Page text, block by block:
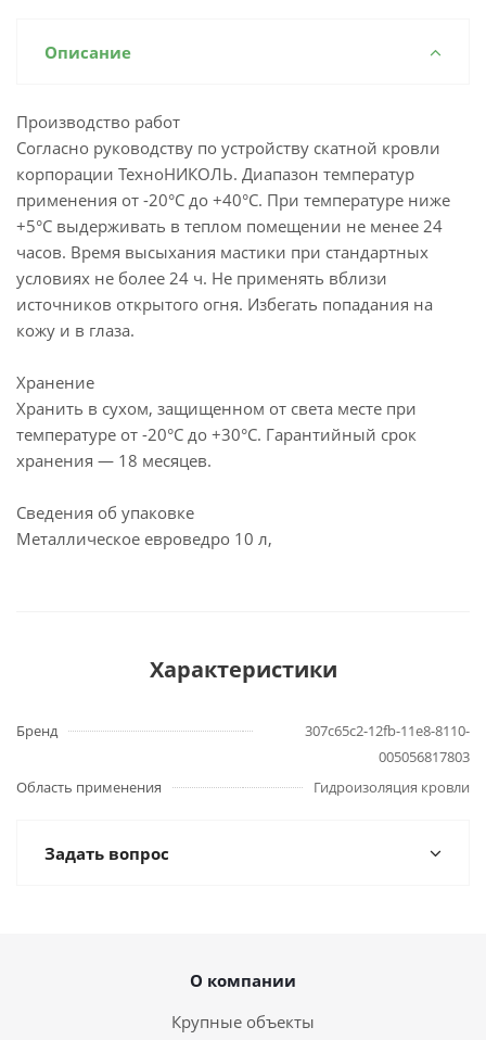
Описание
Производство работ
Согласно руководству по устройству скатной кровли
корпорации ТехноНИКОЛЬ. Диапазон температур
применения от -20°С до +40°С. При температуре ниже
+5°С выдерживать в теплом помещении не менее 24
часов. Время высыхания мастики при стандартных
условиях не более 24 ч. Не применять вблизи
источников открытого огня. Избегать попадания на
кожу и в глаза.
Хранение
Хранить в сухом, защищенном от света месте при
температуре от -20°С до +30°С. Гарантийный срок
хранения — 18 месяцев.
Сведения об упаковке
Металлическое евроведро 10 л,
Характеристики
Бренд
307c65c2-12fb-11e8-8110-
005056817803
Область применения
Гидроизоляция кровли
Задать вопрос
О компании
Крупные объекты